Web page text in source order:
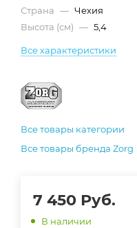
Страна — Чехия
Высота (см) — 5,4
Все характеристики
Все товары категории
Все товары бренда Zorg
7 450 Руб.
В наличии